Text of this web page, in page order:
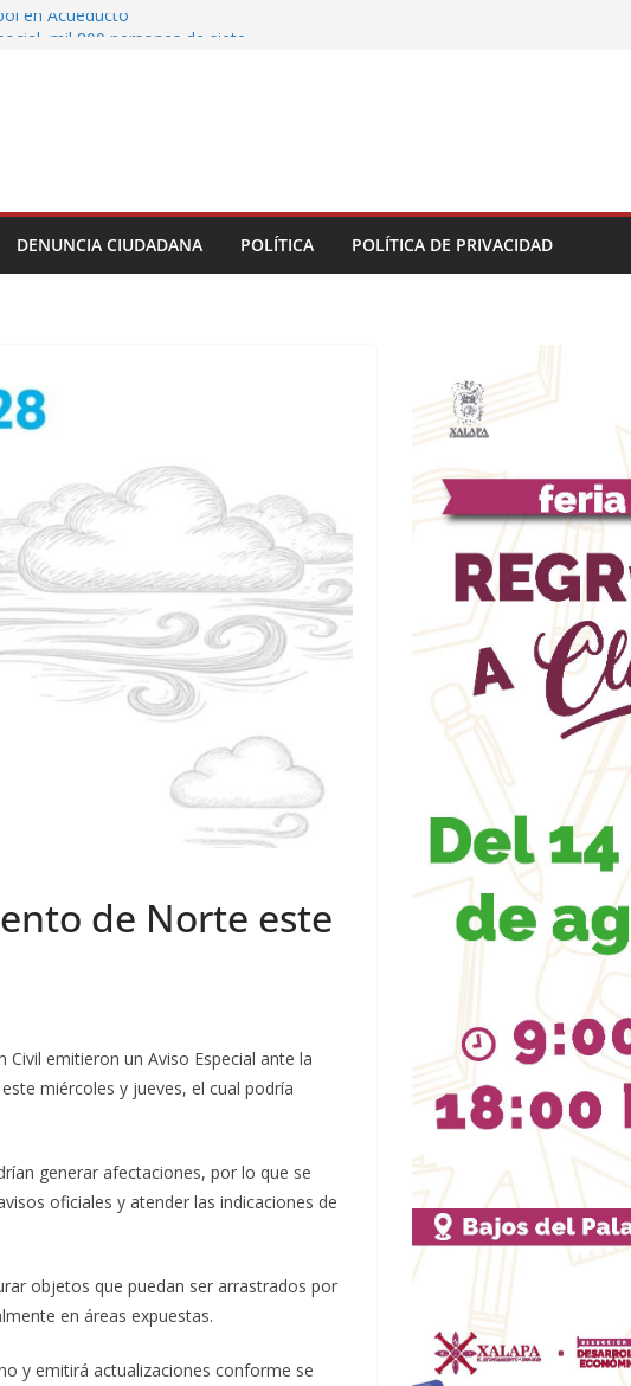
en Acueducto
de pago
DENUNCIA CIUDADANA POLÍTICA POLÍTICA DE PRIVACIDAD
de Norte este
emitieron un Aviso Especial ante la
miércoles y jueves, el cual podría
generar afectaciones, por lo que se
oficiales y atender las indicaciones de
objetos que puedan ser arrastrados por
en áreas expuestas.
y emitirá actualizaciones conforme se